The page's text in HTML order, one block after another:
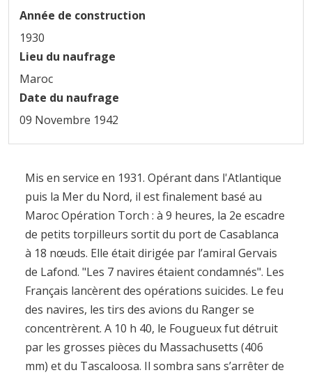
Année de construction
1930
Lieu du naufrage
Maroc
Date du naufrage
09 Novembre 1942
Mis en service en 1931. Opérant dans l'Atlantique
puis la Mer du Nord, il est finalement basé au
Maroc Opération Torch : à 9 heures, la 2e escadre
de petits torpilleurs sortit du port de Casablanca
à 18 nœuds. Elle était dirigée par l’amiral Gervais
de Lafond. "Les 7 navires étaient condamnés". Les
Français lancèrent des opérations suicides. Le feu
des navires, les tirs des avions du Ranger se
concentrèrent. A 10 h 40, le Fougueux fut détruit
par les grosses pièces du Massachusetts (406
mm) et du Tascaloosa. Il sombra sans s’arrêter de